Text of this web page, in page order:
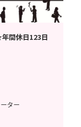
間休日123日
ター